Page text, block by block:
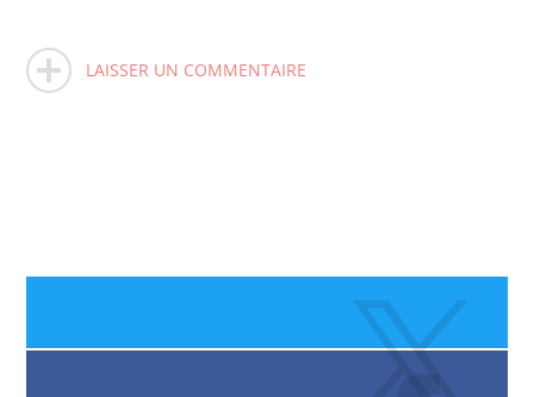
LAISSER UN COMMENTAIRE